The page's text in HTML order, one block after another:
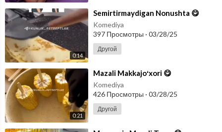
0:14
⁣Semirtirmaydigan Nonushta 😋
Komediya
397 Просмотры · 03/28/25
Другой
0:21
⁣Mazali Makkajoʻxori 😋
Komediya
426 Просмотры · 03/28/25
Другой